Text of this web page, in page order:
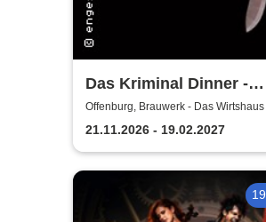
Das Kriminal Dinner -
Testament à la Carte
Offenburg, Brauwerk - Das Wirtshaus
21.11.2026 - 19.02.2027